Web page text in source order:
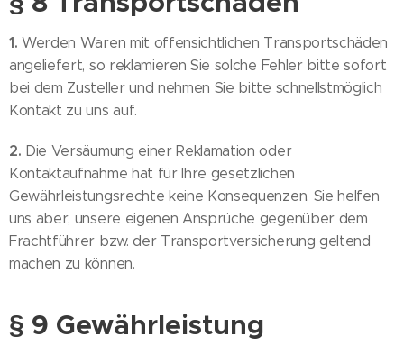
1.Werden Waren mit offensichtlichen Transportschäden
angeliefert, so reklamieren Sie solche Fehler bitte sofort
bei dem Zusteller und nehmen Sie bitte schnellstmöglich
Kontakt zu uns auf.
2. Die Versäumung einer Reklamation oder
Kontaktaufnahme hat für Ihre gesetzlichen
Gewährleistungsrechte keine Konsequenzen. Sie helfen
uns aber, unsere eigenen Ansprüche gegenüber dem
Frachtführer bzw. der Transportversicherung geltend
machen zu können.
§ 9 Gewährleistung